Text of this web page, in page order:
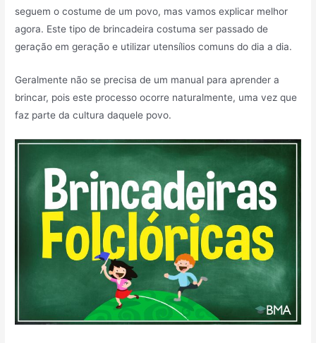
seguem o costume de um povo, mas vamos explicar melhor
agora. Este tipo de brincadeira costuma ser passado de
geração em geração e utilizar utensílios comuns do dia a dia.
Geralmente não se precisa de um manual para aprender a
brincar, pois este processo ocorre naturalmente, uma vez que
faz parte da cultura daquele povo.